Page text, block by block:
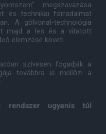
megszavazása
és technikai forradalmat
A gólvonal-technológia
majd a les és a vitatott
elemzése követi.
szívesen fogadják a
továbbra is mellõzi a
ugyanis túl